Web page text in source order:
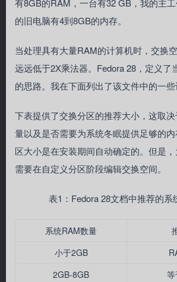
有8GB的RAM，一台有32 GB，我的主
的旧电脑有4到8GB的内存。
当处理具有大量RAM的计算机时，交换
远远低于2X乘法器。Fedora 28，定义了
的思路。我在下面列出了该文件中的一些
下表提供了交换分区的推荐大小，这取
量以及是否需要为系统冬眠提供足够的
区大小是在安装期间自动确定的。但是
需要在自定义分区阶段编辑交换空间。
表1：Fedora 28文档中推荐的系
系统RAM数量
小于2GB
2GB-8GB